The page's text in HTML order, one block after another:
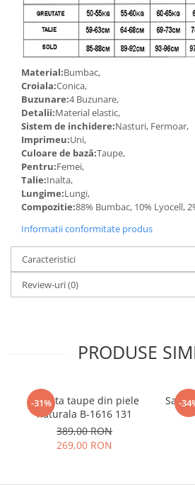
Material:Bumbac,
Croiala:Conica,
Buzunare:4 Buzunare,
Detalii:Material elastic,
Sistem de inchidere:Nasturi, Fermoar,
Imprimeu:Uni,
Culoare de bază:Taupe,
Pentru:Femei,
Talie:Inalta,
Lungime:Lungi,
Compozitie:88% Bumbac, 10% Lyocell,
Informatii conformitate produs
Caracteristici
Review-uri(0)
PRODUSE
-31%
Geanta taupe din piele
naturala B-1616 131
389,00 RON
269,00 RON
-